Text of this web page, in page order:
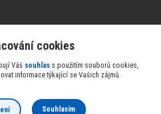
cookies
Váš souhlass použitím souborů cookies,
informace týkající se Vašich zájmů.
Souhlasím